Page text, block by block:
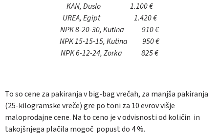
KAN, Duslo 1.100 €
UREA, Egipt 1.420 €
NPK 8-20-30, Kutina 910 €
NPK 15-15-15, Kutina 950 €
NPK 6-12-24, Zorka 825 €
To so cene za pakiranja v big-bag vrečah, za manjša pakiranja
(25-kilogramske vreče) gre po toni za 10 evrov višje
maloprodajne cene. Na to ceno je v odvisnosti od količin in
takojšnjega plačila mogoč popust do 4 %.